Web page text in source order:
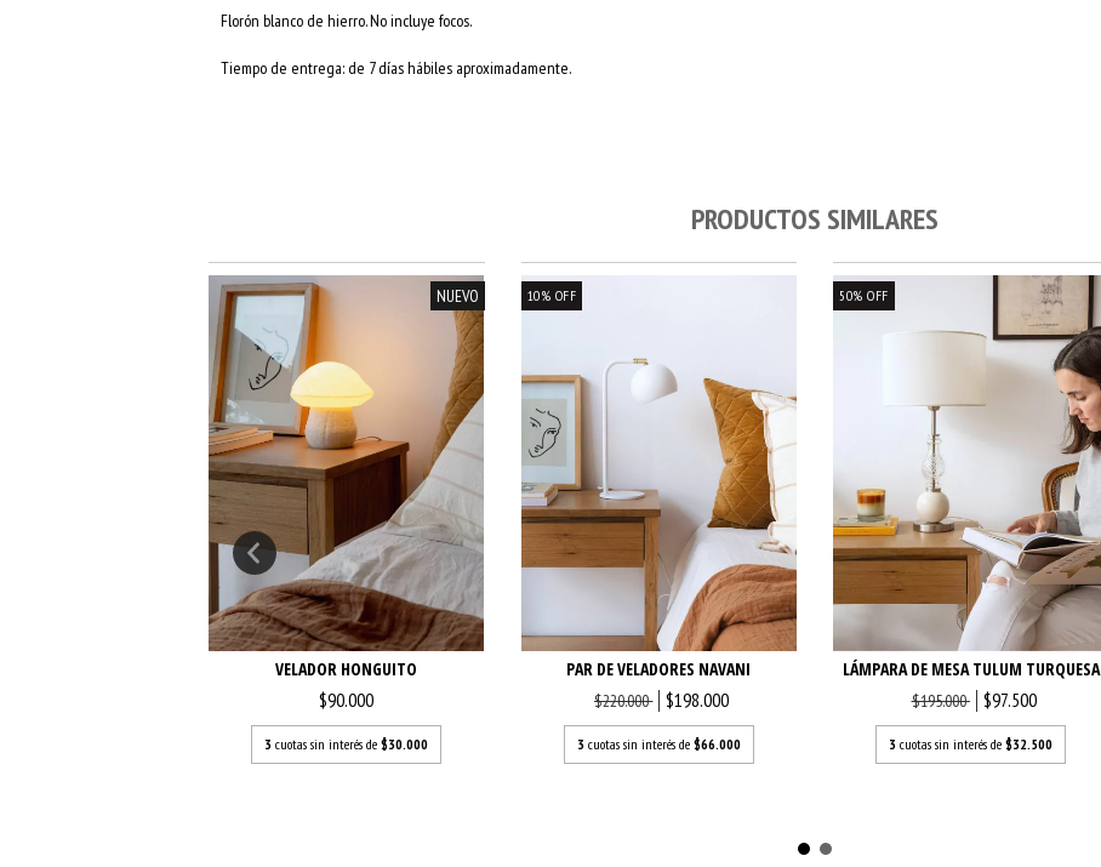
Florón blanco de hierro. No incluye focos.
Tiempo de entrega: de 7 días hábiles aproximadamente.
PRODUCTOS SIMILARES
NUEVO
VELADOR HONGUITO
$90.000
3 cuotas sin interés de$30.000
10% OFF
PAR DE VELADORES NAVANI
$220.000 $198.000
3 cuotas sin interés de $66.000
50% OFF
LÁMPARA DE MESA TULUM TURQUESA
$195.000 $97.500
3 cuotas sin interés de$32.500